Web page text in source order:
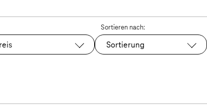
Sortieren nach:
Sortierung